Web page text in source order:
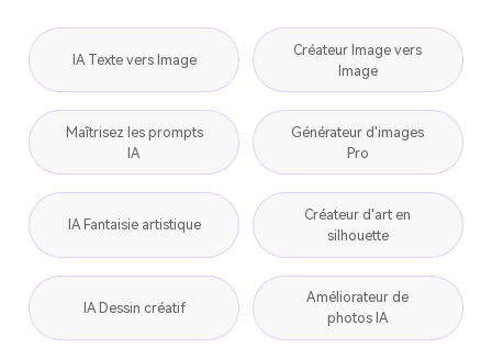
IA Texte vers Image
Créateur Image vers
Image
Maîtrisez les prompts
IA
Générateur d'images
Pro
IA Fantaisie artistique
Créateur d'art en
silhouette
IA Dessin créatif
Améliorateur de
photos IA